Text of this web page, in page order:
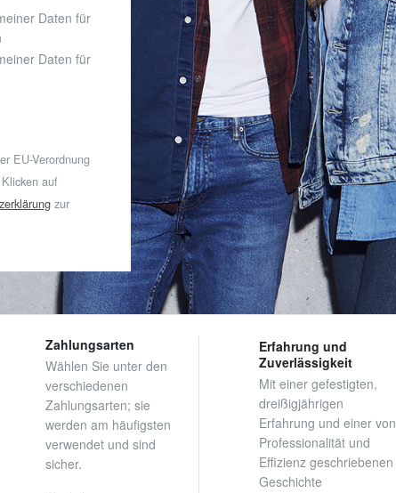
Daten für
Daten für
EU-Verordnung
auf
zur
Zahlungsarten
Wählen Sie unter den
verschiedenen
Zahlungsarten; sie
werden am häufigsten
verwendet und sind
sicher.
Erfahrung und
Zuverlässigkeit
Mit einer gefestigten,
dreißigjährigen
Erfahrung und einer von
Professionalität und
Effizienz geschriebenen
Geschichte